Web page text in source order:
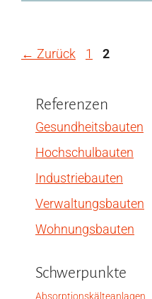
← Zurück Seite
1 Seite
2
Referenzen
Gesundheitsbauten
Hochschulbauten
Industriebauten
Verwaltungsbauten
Wohnungsbauten
Schwerpunkte
Absorptionskälteanlagen